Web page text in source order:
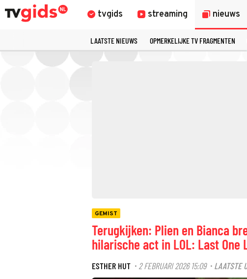
tvgids streaming nieuws
LAATSTE NIEUWS OPMERKELIJKE TV FRAGMENTEN
GEMIST
Terugkijken: Plien en Bianca
hilarische act in LOL: Last One
ESTHER HUT · 2 FEBRUARI 2026 15:09· LAATSTE